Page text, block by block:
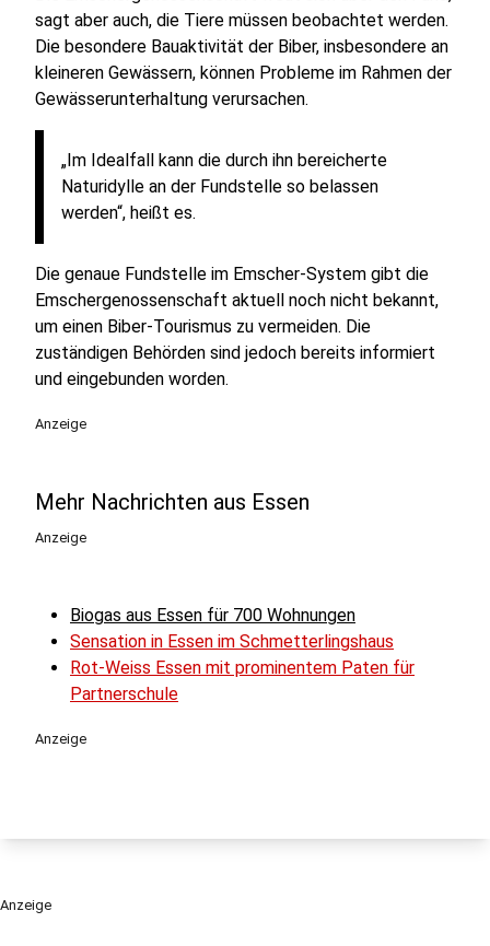
sagt aber auch, die Tiere müssen beobachtet werden.
Die besondere Bauaktivität der Biber, insbesondere an
kleineren Gewässern, können Probleme im Rahmen der
Gewässerunterhaltung verursachen.
„Im Idealfall kann die durch ihn bereicherte
Naturidylle an der Fundstelle so belassen
werden“, heißt es.
Die genaue Fundstelle im Emscher-System gibt die
Emschergenossenschaft aktuell noch nicht bekannt,
um einen Biber-Tourismus zu vermeiden. Die
zuständigen Behörden sind jedoch bereits informiert
und eingebunden worden.
Anzeige
Mehr Nachrichten aus Essen
Anzeige
Biogas aus Essen für 700 Wohnungen
Sensation in Essen im Schmetterlingshaus
Rot-Weiss Essen mit prominentem Paten für
Partnerschule
Anzeige
Anzeige